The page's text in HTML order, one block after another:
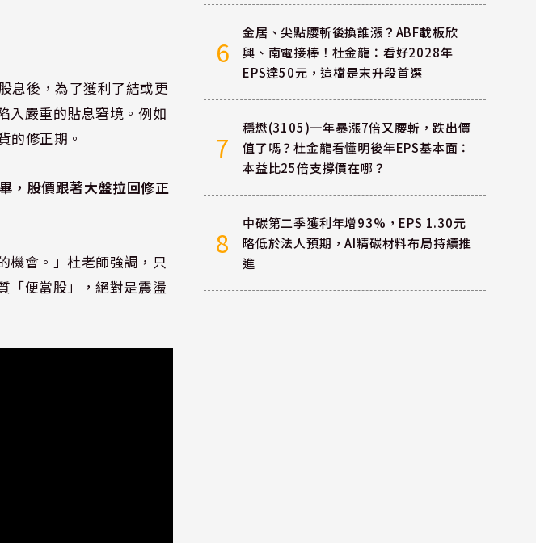
息後，為了獲利了結或更
入嚴重的貼息窘境。例如
的修正期。
，股價跟著大盤拉回修正
機會。」杜老師強調，只
「便當股」，絕對是震盪
6
金居、尖點腰斬後換誰漲？ABF載板欣
興、南電接棒！杜金龍：看好2028年
EPS達50元，這檔是末升段首選
7
穩懋(3105)一年暴漲7倍又腰斬，跌出價
值了嗎？杜金龍看懂明後年EPS基本面：
本益比25倍支撐價在哪？
8
中碳第二季獲利年增93%，EPS 1.30元
略低於法人預期，AI精碳材料布局持續推
進